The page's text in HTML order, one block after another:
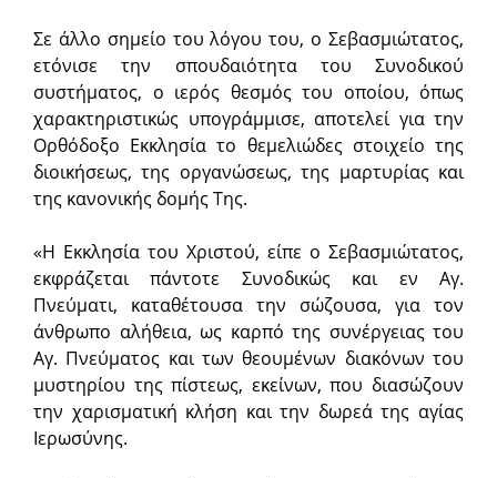
Σε άλλο σημείο του λόγου του, ο Σεβασμιώτατος,
ετόνισε την σπουδαιότητα του Συνοδικού
συστήματος, ο ιερός θεσμός του οποίου, όπως
χαρακτηριστικώς υπογράμμισε, αποτελεί για την
Ορθόδοξο Εκκλησία το θεμελιώδες στοιχείο της
διοικήσεως, της οργανώσεως, της μαρτυρίας και
της κανονικής δομής Της.
«Η Εκκλησία του Χριστού, είπε ο Σεβασμιώτατος,
εκφράζεται πάντοτε Συνοδικώς και εν Αγ.
Πνεύματι, καταθέτουσα την σώζουσα, για τον
άνθρωπο αλήθεια, ως καρπό της συνέργειας του
Αγ. Πνεύματος και των θεουμένων διακόνων του
μυστηρίου της πίστεως, εκείνων, που διασώζουν
την χαρισματική κλήση και την δωρεά της αγίας
Ιερωσύνης.